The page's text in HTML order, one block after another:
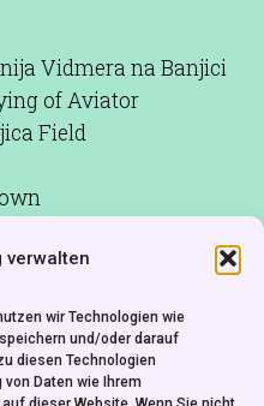
verwalten
wir Technologien wie
und/oder darauf
diesen Technologien
Daten wie Ihrem
Vidmera na Banjici
of Aviator
Field
verloren
SERBISCHE
zeigt für die damalige